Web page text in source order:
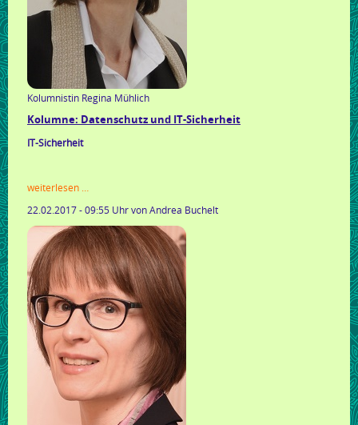
Kolumnistin Regina Mühlich
Kolumne: Datenschutz und IT-Sicherheit
IT-Sicherheit
weiterlesen …
und
it-
sicherheit
22.02.2017 - 09:55 Uhrvon Andrea Buchelt